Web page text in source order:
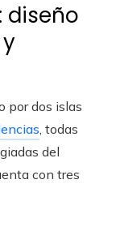
diseño
por dos islas
, todas
del
con tres